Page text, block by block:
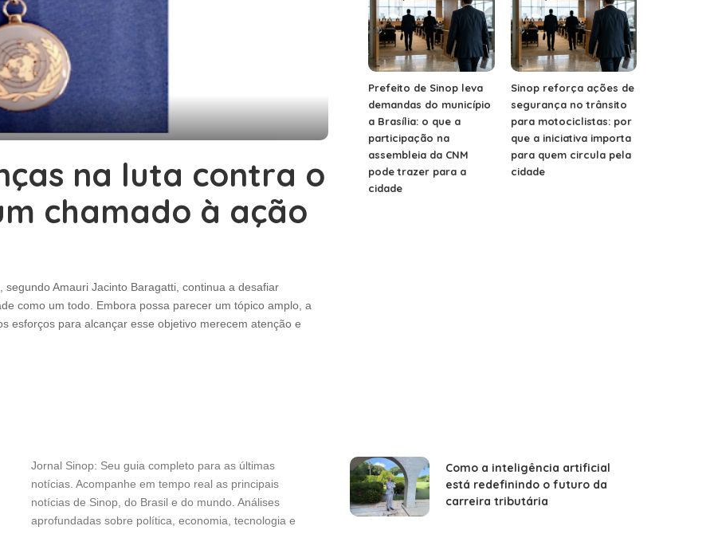
na luta contra o
chamado à ação
Amauri Jacinto Baragatti, continua a desafiar
como um todo. Embora possa parecer um tópico amplo, a
esforços para alcançar esse objetivo merecem atenção e
Prefeito de Sinop leva
demandas do município
a Brasília: o que a
participação na
assembleia da CNM
pode trazer para a
cidade
Sinop reforça ações de
segurança no trânsito
para motociclistas: por
que a iniciativa importa
para quem circula pela
cidade
Jornal Sinop: Seu guia completo para as últimas
notícias. Acompanhe em tempo real as principais
notícias de Sinop, do Brasil e do mundo. Análises
aprofundadas sobre política, economia, tecnologia e
Como a inteligência artificial
está redefinindo o futuro da
carreira tributária